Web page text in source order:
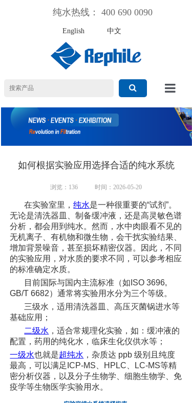
纯水热线： 400 690 0090
English 中文
首页
产品
联系
如何根据实验应用选择合适的纯水系统
浏览：136 时间：2026-05-20
在实验室里，纯水是一种很重要的“试剂”。
无论是清洗器皿、制备缓冲液，还是高灵敏色谱
分析，都会用到纯水。然而，水中肉眼看不见的
无机离子、有机物和微生物，会干扰实验结果、
增加背景噪音，甚至损坏精密仪器。因此，不同
的实验应用，对水质的要求不同，可以参考相应
的标准确定水质。
目前国际与国内主流标准（如ISO 3696,
GB/T 6682）通常将实验用水分为三个等级。
三级水，适用清洗器皿、高压灭菌锅进水等
基础应用；
二级水 ，适合常规理化实验，如：缓冲液的
配置，药用的纯化水，临床生化仪供水等；
一级水也就是超纯水 ，杂质达 ppb 级别且纯度
最高，可以满足ICP-MS、HPLC、LC-MS等精
密分析仪器，以及分子生物学、细胞生物学、免
疫学等生物医学实验用水。